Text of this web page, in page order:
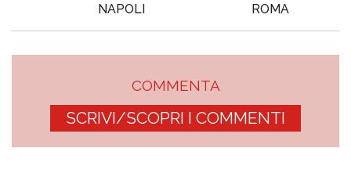
NAPOLI
ROMA
COMMENTA
SCRIVI/SCOPRI I COMMENTI